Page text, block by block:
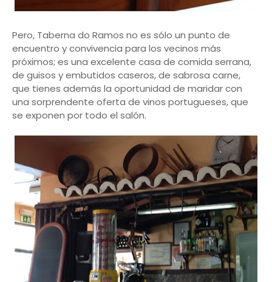
Pero, Taberna do Ramos no es sólo un punto de
encuentro y convivencia para los vecinos más
próximos; es una excelente casa de comida serrana,
de guisos y embutidos caseros, de sabrosa carne,
que tienes además la oportunidad de maridar con
una sorprendente oferta de vinos portugueses, que
se exponen por todo el salón.